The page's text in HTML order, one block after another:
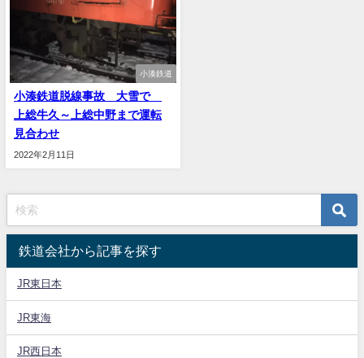
小湊鉄道
小湊鉄道脱線事故 大雪で
上総牛久～上総中野まで運転
見合わせ
2022年2月11日
鉄道会社から記事を探す
JR東日本
JR東海
JR西日本